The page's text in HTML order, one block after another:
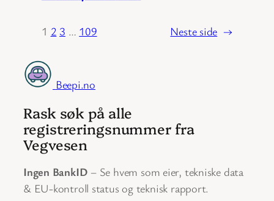
1 2 3 … 109 Neste side →
Beepi.no
Rask søk på alle
registreringsnummer fra
Vegvesen
Ingen BankID – Se hvem som eier, tekniske data
& EU-kontroll status og teknisk rapport.